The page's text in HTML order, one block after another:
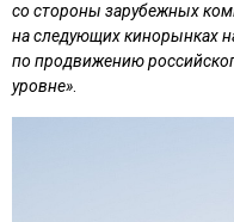
со стороны зарубежных
на следующих кинорынках
по продвижению
уровне».